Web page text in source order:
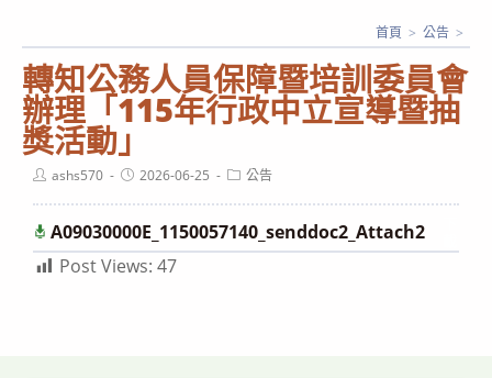
轉知公務人員保障暨培訓委員會
辦理「115年行政中立宣導暨抽
獎活動」
首頁 > 公告 >
Postashs570
Post2026-06-25
Post公告
A09030000E_1150057140_senddoc2_Attach2
Post Views: 47